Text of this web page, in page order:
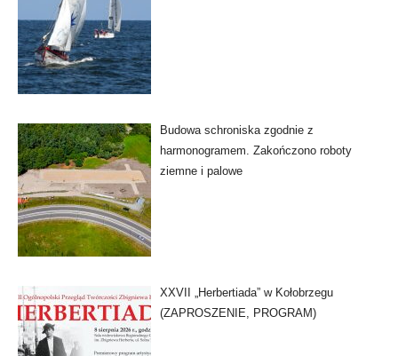
Budowa schroniska zgodnie z
harmonogramem. Zakończono roboty
ziemne i palowe
XXVII „Herbertiada” w Kołobrzegu
(ZAPROSZENIE, PROGRAM)